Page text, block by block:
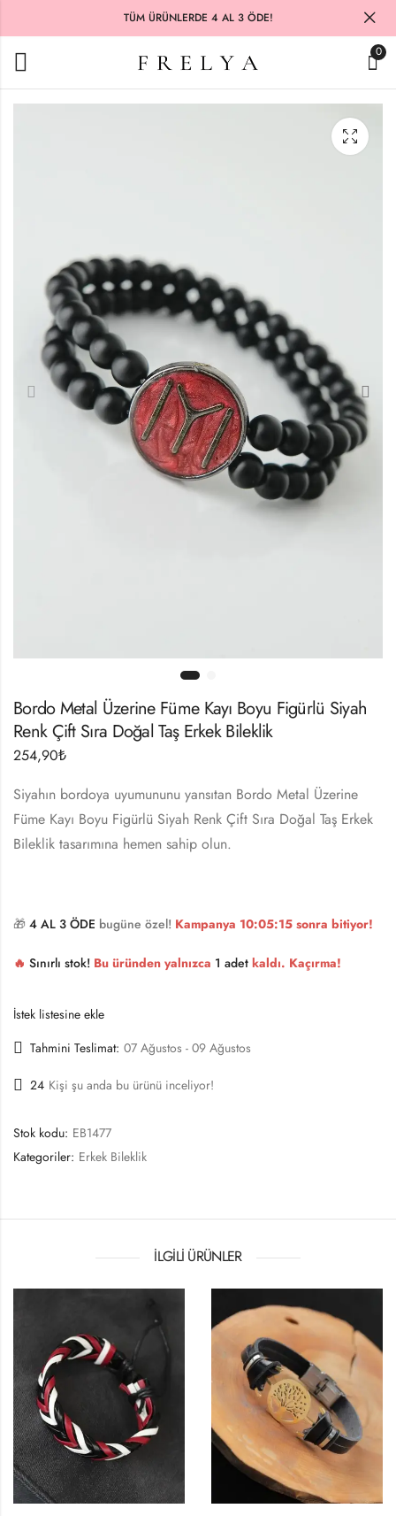
TÜM ÜRÜNLERDE 4 AL 3 ÖDE!
0
Bordo Metal Üzerine Füme Kayı Boyu Figürlü Siyah
Renk Çift Sıra Doğal Taş Erkek Bileklik
254,90₺
Siyahın bordoya uyumununu yansıtan Bordo Metal Üzerine
Füme Kayı Boyu Figürlü Siyah Renk Çift Sıra Doğal Taş Erkek
Bileklik tasarımına hemen sahip olun.
🎁 4 AL 3 ÖDE bugüne özel! Kampanya 10:05:15 sonra bitiyor!
🔥 Sınırlı stok! Bu üründen yalnızca 1 adet kaldı. Kaçırma!
İstek listesine ekle
Tahmini Teslimat: 07 Ağustos - 09 Ağustos
24 Kişi şu anda bu ürünü inceliyor!
Stok kodu: EB1477
Kategoriler: Erkek Bileklik
İLGILI ÜRÜNLER